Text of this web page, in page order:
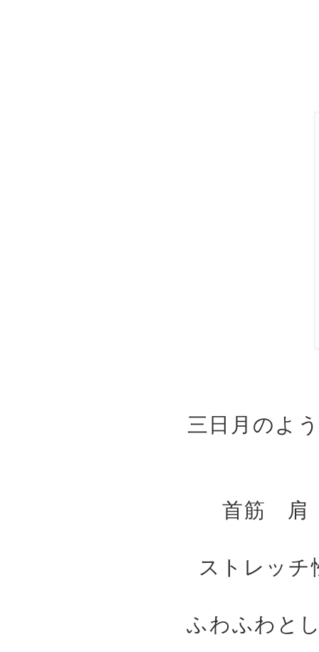
三日月のよ
首筋 肩
ストレッ
ふわふわと